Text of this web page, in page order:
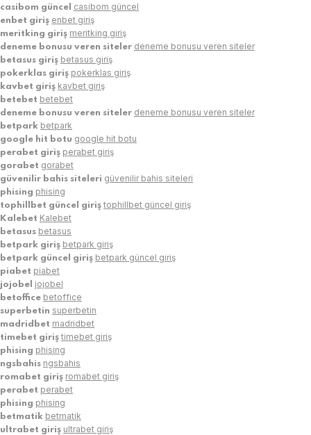
casibom güncel casibom güncel
enbet giriş enbet giriş
meritking giriş meritking giriş
deneme bonusu veren siteler deneme bonusu veren siteler
betasus giriş betasus giriş
pokerklas giriş pokerklas giriş
kavbet giriş kavbet giriş
betebet betebet
deneme bonusu veren siteler deneme bonusu veren siteler
betpark betpark
google hit botu google hit botu
perabet giriş perabet giriş
gorabet gorabet
güvenilir bahis siteleri güvenilir bahis siteleri
phising phising
tophillbet güncel giriş tophillbet güncel giriş
Kalebet Kalebet
betasus betasus
betpark giriş betpark giriş
betpark güncel giriş betpark güncel giriş
piabet piabet
jojobel jojobel
betoffice betoffice
superbetin superbetin
madridbet madridbet
timebet giriş timebet giriş
phising phising
ngsbahis ngsbahis
romabet giriş romabet giriş
perabet perabet
phising phising
betmatik betmatik
ultrabet giriş ultrabet giriş